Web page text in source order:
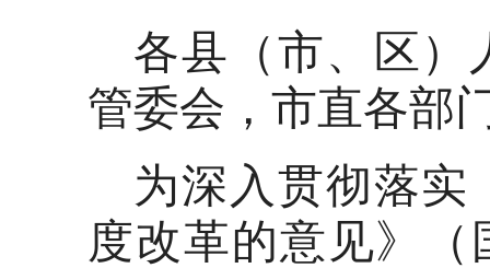
各县（市、区）
管委会，市直各部
为深入贯彻落实
度改革的意见》（